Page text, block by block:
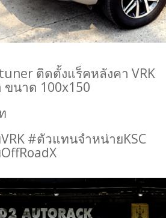
ติดตั้งแร็คหลังคา VRK
ขนาด 100x150
#ตัวแทนจำหน่ายKSC